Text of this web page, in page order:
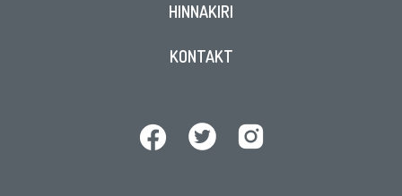
HINNAKIRI
KONTAKT